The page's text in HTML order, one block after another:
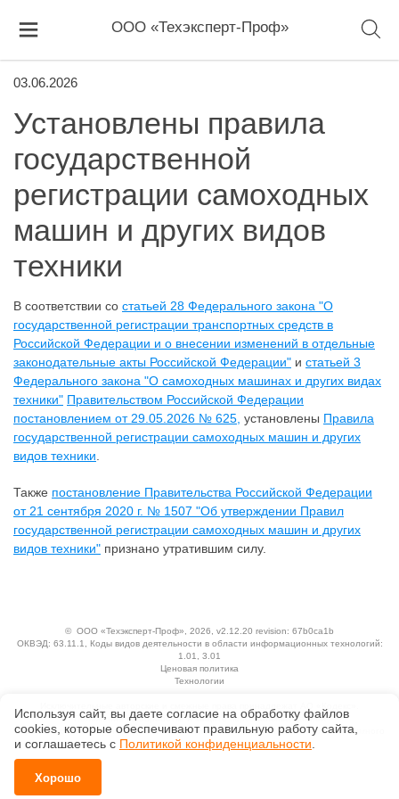
ООО «Техэксперт-Проф»
03.06.2026
Установлены правила
государственной
регистрации самоходных
машин и других видов
техники
В соответствии со статьей 28 Федерального закона "О
государственной регистрации транспортных средств в
Российской Федерации и о внесении изменений в отдельные
законодательные акты Российской Федерации" и статьей 3
Федерального закона "О самоходных машинах и других видах
техники" Правительством Российской Федерации
постановлением от 29.05.2026 № 625, установлены Правила
государственной регистрации самоходных машин и других
видов техники
Также постановление Правительства Российской Федерации
от 21 сентября 2020 г. № 1507 "Об утверждении Правил
государственной регистрации самоходных машин и других
видов техники" признано утратившим силу.
© ООО «Техэксперт-Проф» , 2026, v2.12.20 revision: 67b0ca1b
ОКВЭД: 63.11.1, Коды видов деятельности в области информационных технологий:
1.01, 3.01
Ценовая политика
Технологии
Положение по обработке и защите персональных данных
Справка о регистрации продуктов АО «Кодекс» в Реестре российского программного
обеспечения
Используя сайт, вы даете согласие на обработку файлов
сооkiеs, которые обеспечивают правильную работу сайта,
и соглашаетесь с Политикой конфиденциальности
Хорошо